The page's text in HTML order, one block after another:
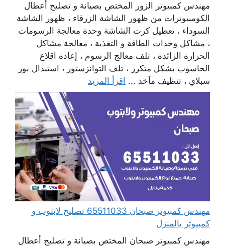
مهندس كمبيوتر الزور المختص بصيانة و تصليح أعطال
الكومبيوترات من ظهور الشاشة الزرقاء ، ظهور الشاشة
السوداء ، تعطيل كرت الشاشة وحدة معالجة الرسومات
، مشاكل وحدات الطاقة و التغذية ، معالجة مشاكل
الحرارة الزائدة ، تلف معالج الرسوم ، إعادة اقلاع
الحاسوب بشكل متكرر ، تلف التوانزستور ، استبدال بور
سبلاي ، تنظيف مآخذ ... اقرأ المزيد
مهندس كمبيوتر صبحان 65511033 تصليح لابتوب و
كمبيوتر بالمنزل
مهندس كمبيوتر صبحان المختص بصيانة و تصليح أعطال